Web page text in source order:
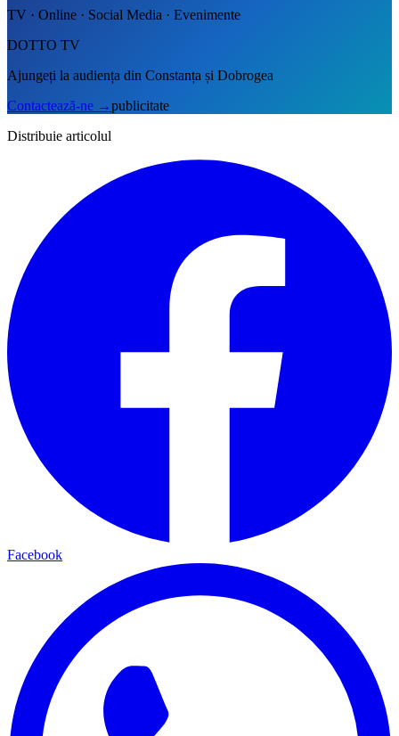
TV · Online · Social Media · Evenimente
DOTTO TV
Ajungeți la audiența din Constanța și Dobrogea
Contactează-ne →publicitate
Distribuie articolul
Facebook